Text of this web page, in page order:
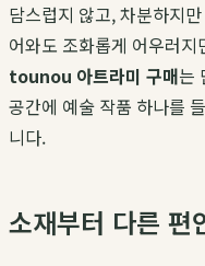
담스럽지 않고, 차분하지
어와도 조화롭게 어우러
tounou 아트라미 구매는
공간에 예술 작품 하나를
니다.
소재부터 다른 편